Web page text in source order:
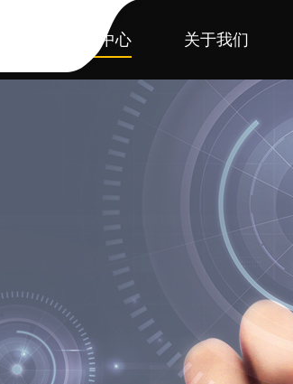
产品中心 关于我们